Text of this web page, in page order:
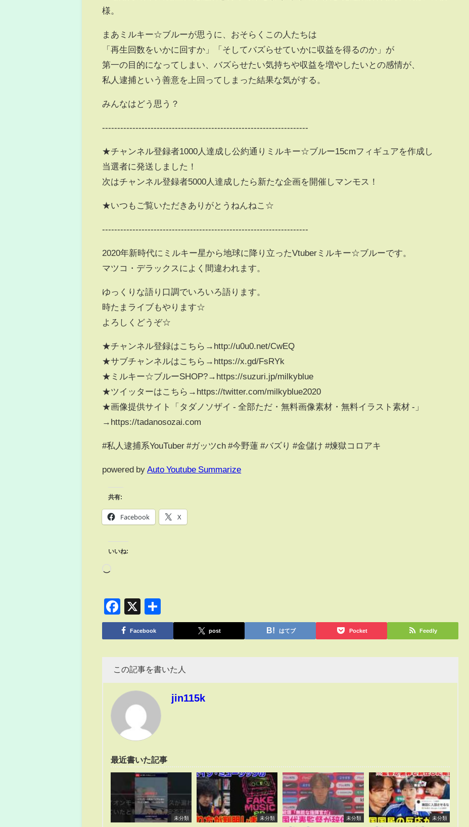
様。
まあミルキー☆ブルーが思うに、おそらくこの人たちは
「再生回数をいかに回すか」「そしてバズらせていかに収益を得るのか」が
第一の目的になってしまい、バズらせたい気持ちや収益を増やしたいとの感情が、
私人逮捕という善意を上回ってしまった結果な気がする。
みんなはどう思う？
--------------------------------------------------------------------
★チャンネル登録者1000人達成し公約通りミルキー☆ブルー15cmフィギュアを作成し
当選者に発送しました！
次はチャンネル登録者5000人達成したら新たな企画を開催しマンモス！
★いつもご覧いただきありがとうねんねこ☆
--------------------------------------------------------------------
2020年新時代にミルキー星から地球に降り立ったVtuberミルキー☆ブルーです。
マツコ・デラックスによく間違われます。
ゆっくりな語り口調でいろいろ語ります。
時たまライブもやります☆
よろしくどうぞ☆
★チャンネル登録はこちら→http://u0u0.net/CwEQ
★サブチャンネルはこちら→https://x.gd/FsRYk
★ミルキー☆ブルーSHOP?→https://suzuri.jp/milkyblue
★ツイッターはこちら→https://twitter.com/milkyblue2020
★画像提供サイト「タダノソザイ - 全部ただ・無料画像素材・無料イラスト素材 -」
→https://tadanosozai.com
#私人逮捕系YouTuber #ガッツch #今野蓮 #バズり #金儲け #煉獄コロアキ
powered by Auto Youtube Summarize
共有:
Facebook X
いいね:
Facebook
X
有
Facebook post はてブ Pocket Feedly
この記事を書いた人
jin115k
最近書いた記事
未分類 未分類 未分類 未分類